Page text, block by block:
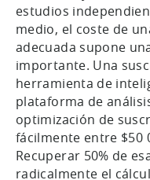
estudios
medio, el coste de
adecuada supone
importante. Una
herramienta de
plataforma de
optimización de
fácilmente entre $50
Recuperar 50% de
radicalmente el